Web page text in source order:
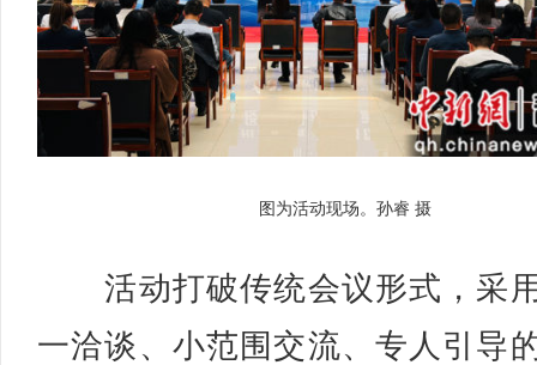
图为活动现场。孙睿 摄
活动打破传统会议形式，采
一洽谈、小范围交流、专人引导